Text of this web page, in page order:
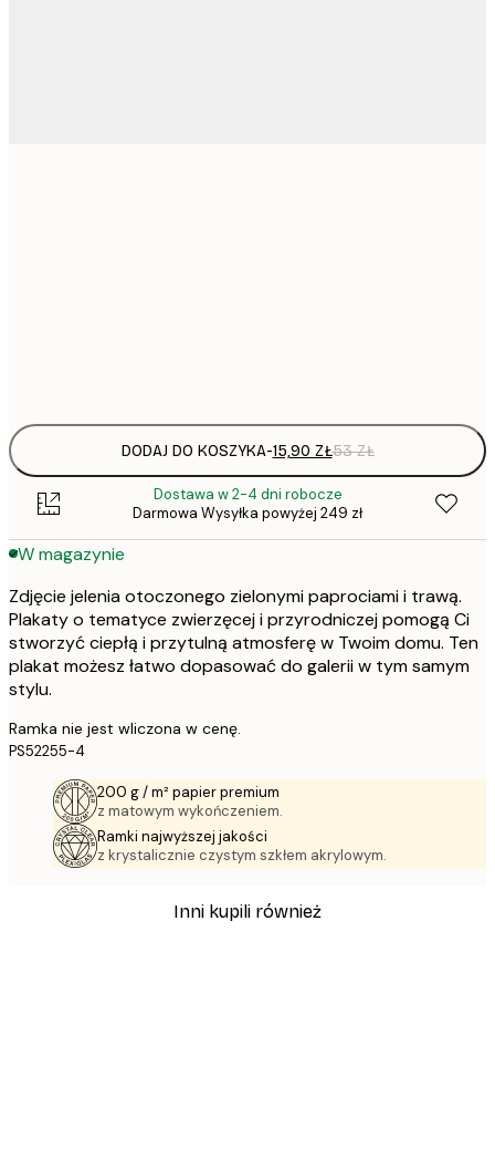
DODAJ DO KOSZYKA-15,90 ZŁ53 ZŁ
Dostawa w 2-4 dni robocze
Darmowa Wysyłka powyżej 249 zł
W magazynie
Zdjęcie jelenia otoczonego zielonymi paprociami i trawą.
Plakaty o tematyce zwierzęcej i przyrodniczej pomogą Ci
stworzyć ciepłą i przytulną atmosferę w Twoim domu. Ten
plakat możesz łatwo dopasować do galerii w tym samym
stylu.
Ramka nie jest wliczona w cenę.
PS52255-4
200 g / m² papier premium
z matowym wykończeniem.
Ramki najwyższej jakości
z krystalicznie czystym szkłem akrylowym.
Inni kupili również